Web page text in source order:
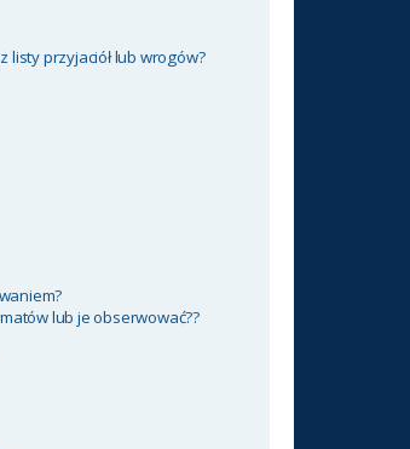
przyjaciół lub wrogów?
lub je obserwować??